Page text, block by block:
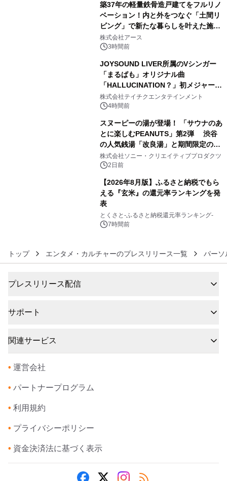
築37年の軽量鉄骨造戸建てをフルリノ
ベーション！内と外をつなぐ「土間リ
ビング」で新たな暮らしを叶えた施工
事例を株式会社アースが公開
株式会社アース
3時間前
JOYSOUND LIVER所属のVシンガー
「まるぱも」オリジナル曲
「HALLUCINATION？」初メジャー配
信リリース決定！
株式会社テイチクエンタテインメント
4時間前
スヌーピーの湯が登場！ 「サウナのあ
とに楽しむPEANUTS」第2弾 渋谷
の人気銭湯「改良湯」と期間限定のコ
ラボレーション サウナイキタイコラ
ボグッズも発売決定！
株式会社ソニー・クリエイティブプロダクツ
2日前
【2026年8月版】ふるさと納税でもら
える『玄米』の還元率ランキングを発
表
とくさと-ふるさと納税還元率ランキング-
7時間前
トップ エンタメ・カルチャーのプレスリリース一覧 パーソ
プレスリリース配信
サポート
関連サービス
• 運営会社
• パートナープログラム
• 利用規約
• プライバシーポリシー
• 資金決済法に基づく表示